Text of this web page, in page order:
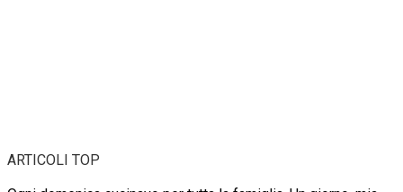
ARTICOLI TOP